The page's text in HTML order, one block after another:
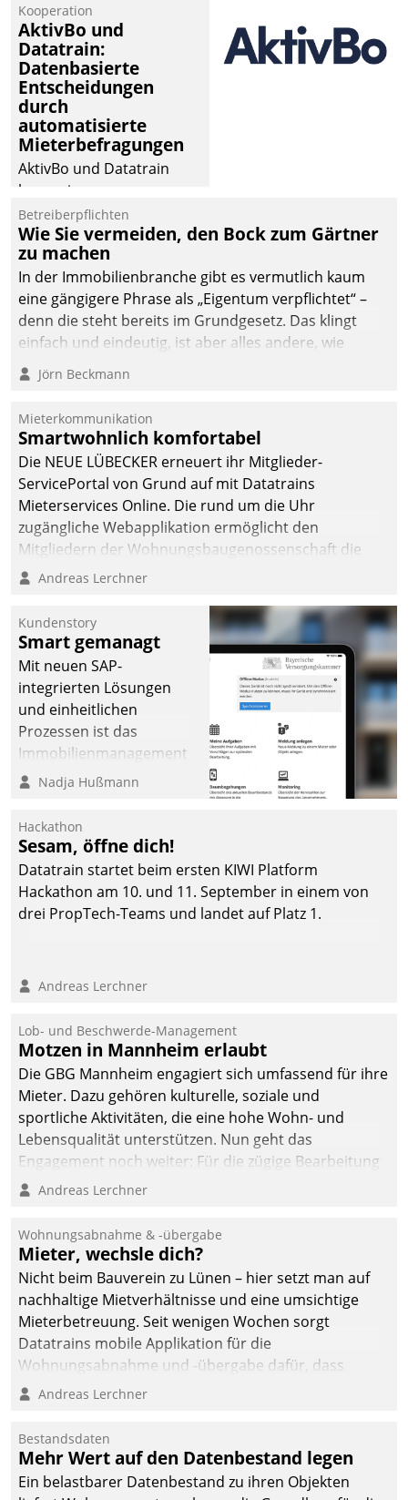
passende Fragen und
Schlagworte auswirft.
Eine intuitive
Dialogführung ermöglicht
dem externen
Serviceteam, Anrufe von
Mietenden zügiger und
effizienter zu bearbeiten.
Kooperation
AktivBo und
Datatrain:
Datenbasierte
Entscheidungen
durch
automatisierte
Mieterbefragungen
AktivBo und Datatrain
kooperieren –
Immobilienunternehmen
profitieren: Die nahtlose
Integration der Lösungen
von AktivBo und
Datatrain ermöglicht
automatisiert ausgelöste,
zielgerichtete
Mieterbefragungen – eine
starke Grundlage für
intelligente,
datengestützte
Entscheidungen.
Betreiberpflichten
Wie Sie vermeiden, den Bock zum Gärtner
zu machen
In der Immobilienbranche gibt es vermutlich kaum
eine gängigere Phrase als „Eigentum verpflichtet“ –
denn die steht bereits im Grundgesetz. Das klingt
einfach und eindeutig, ist aber alles andere, wie
Branchenbeschäftigte wissen. Denn mit der
Verantwortung folgen Verpflichtungen.
Jörn Beckmann
Mieterkommunikation
Smartwohnlich komfortabel
Die NEUE LÜBECKER erneuert ihr Mitglieder-
ServicePortal von Grund auf mit Datatrains
Mieterservices Online. Die rund um die Uhr
zugängliche Webapplikation ermöglicht den
Mitgliedern der Wohnungs­bau­genossenschaft die
Kontaktaufnahme per Smartphone, Tablet oder PC.
Andreas Lerchner
Kundenstory
Smart gemanagt
Mit neuen SAP-
integrierten Lösungen
und einheitlichen
Prozessen ist das
Immobilienmanagement
der Bayerischen
Ressort Kapitalanlage für
künftige Aufgaben und
Herausforderungen
gerüstet.
Nadja Hußmann
Hackathon
Sesam, öffne dich!
Datatrain startet beim ersten KIWI Platform
Hackathon am 10. und 11. September in einem von
drei PropTech-Teams und landet auf Platz 1.
Andreas Lerchner
Lob- und Beschwerde-Management
Motzen in Mannheim erlaubt
Die GBG Mannheim engagiert sich umfassend für ihre
Mieter. Dazu gehören kulturelle, soziale und
sportliche Aktivitäten, die eine hohe Wohn- und
Lebensqualität unterstützen. Nun geht das
Engagement noch weiter: Für die zügige Bearbeitung
von Beschwerden – oder Lob – richtet das
und Beschwerde-Management einen eigenen Kanal
ein.
Andreas Lerchner
Wohnungsabnahme & -übergabe
Mieter, wechsle dich?
Nicht beim Bauverein zu Lünen – hier setzt man auf
nachhaltige Mietverhältnisse und eine umsichtige
Mieterbetreuung. Seit wenigen Wochen sorgt
Datatrains mobile Applikation für die
Wohnungsabnahme und -übergabe dafür, dass
Mieter wohlgeordnet kommen und, so es sein muss,
Andreas Lerchner
Bestandsdaten
Mehr Wert auf den Datenbestand legen
Ein belastbarer Datenbestand zu ihren Objekten